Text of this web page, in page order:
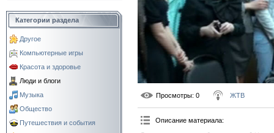
Категории раздела
Другое
Компьютерные игры
Красота и здоровье
Люди и блоги
Музыка
Общество
Путешествия и события
Просмотры: 0 ЖТВ
Описание материала: